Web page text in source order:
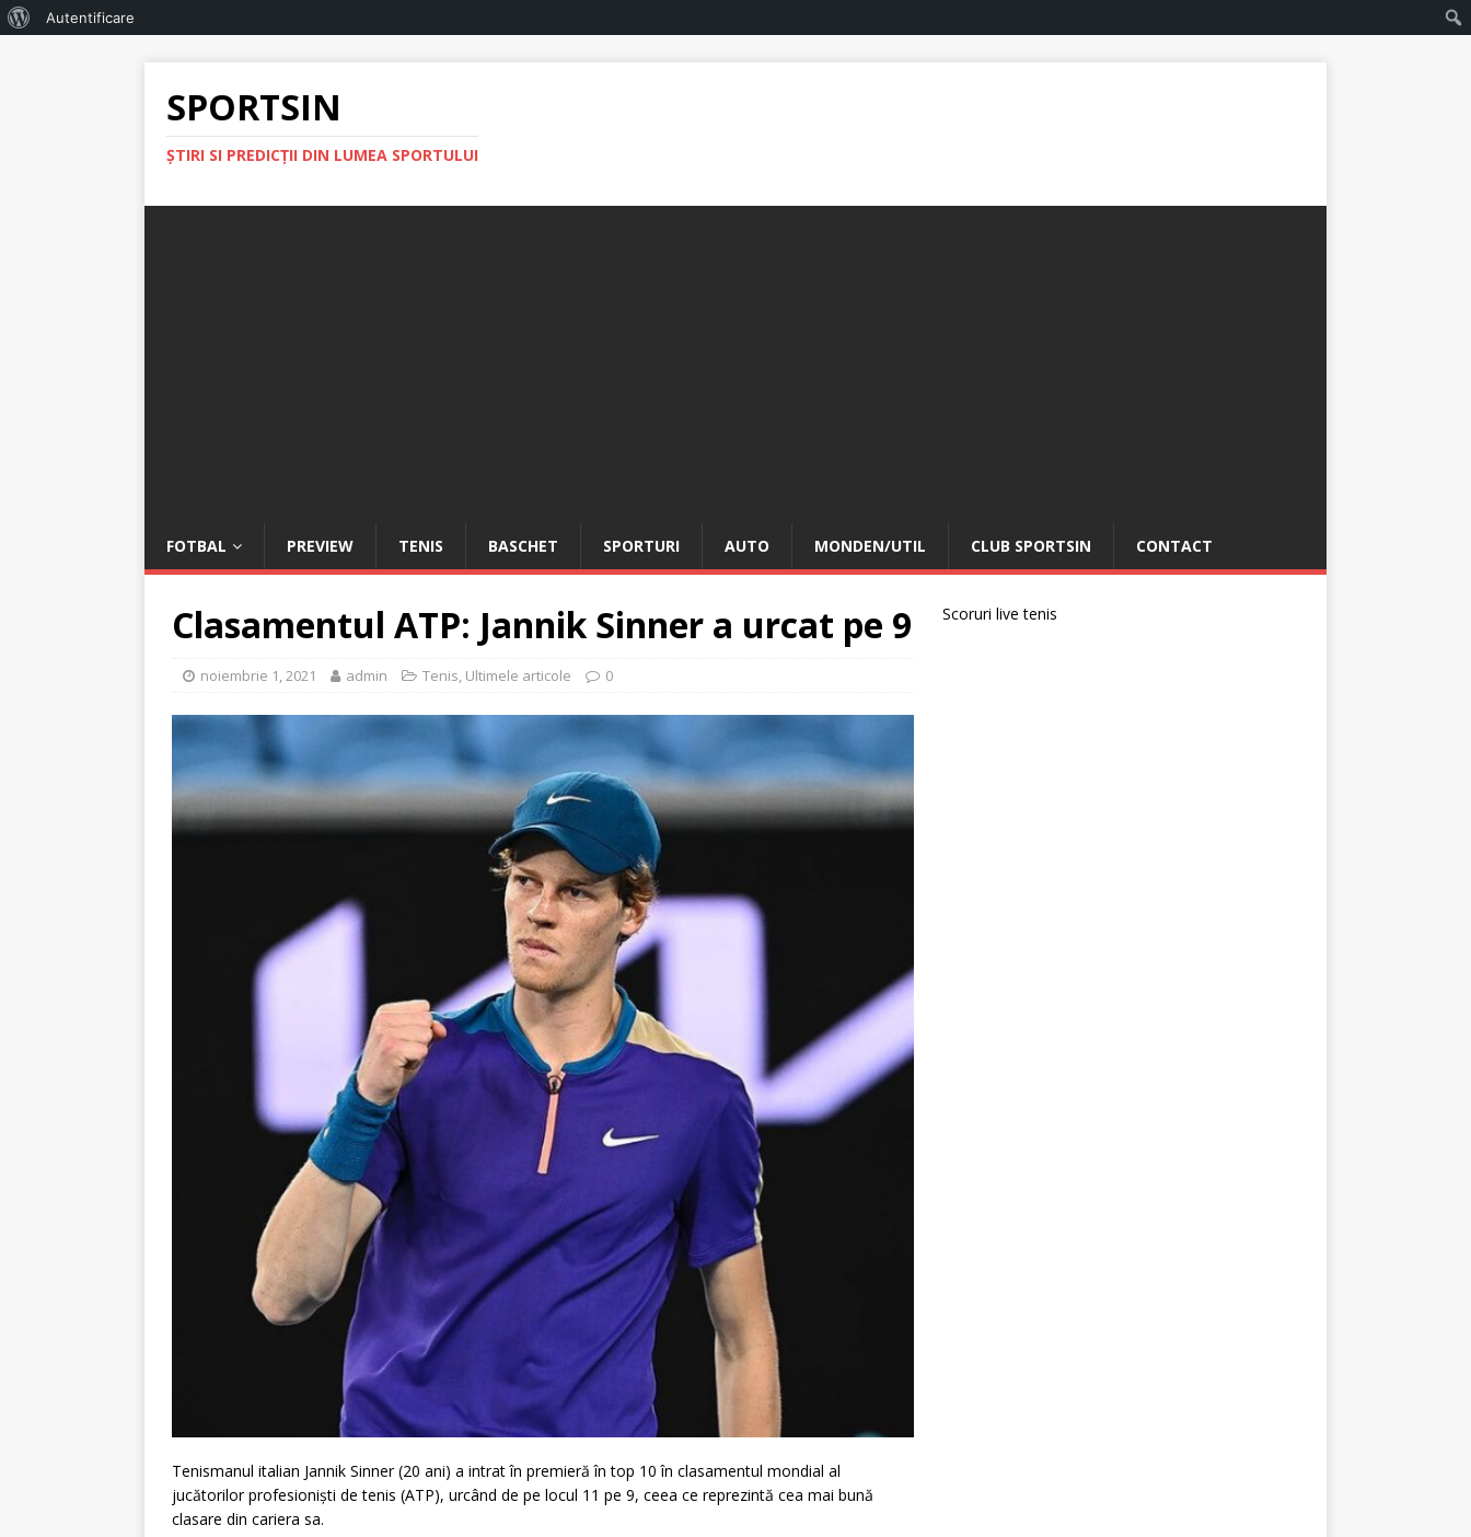
Autentificare
SPORTSIN
ŞTIRI SI PREDICŢII DIN LUMEA SPORTULUI
FOTBAL PREVIEW TENIS BASCHET SPORTURI AUTO MONDEN/UTIL CLUB SPORTSIN CONTACT
Clasamentul ATP: Jannik Sinner a urcat pe 9
noiembrie 1, 2021 admin Tenis, Ultimele articole 0
Tenismanul italian Jannik Sinner (20 ani) a intrat în premieră în top 10 în clasamentul mondial al
jucătorilor profesionişti de tenis (ATP), urcând de pe locul 11 pe 9, ceea ce reprezintă cea mai bună
clasare din cariera sa.
Scoruri live tenis